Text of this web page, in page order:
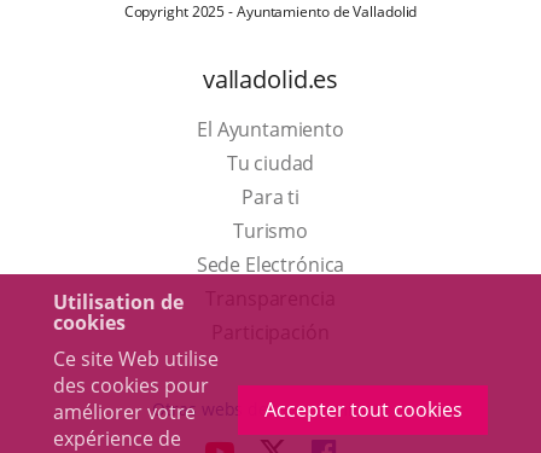
Utilisation de
cookies
Ce site Web utilise
des cookies pour
améliorer votre
expérience de
Accepter tout cookies
Copyright 2025 - Ayuntamiento de Valladolid
valladolid.es
El Ayuntamiento
Tu ciudad
Para ti
TurismoEste
enlace
una
ventana
Sede Electrónica
externa.
Otras webs del ayuntamiento